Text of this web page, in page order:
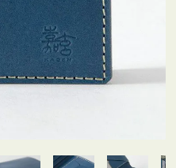
円 〜
検索する